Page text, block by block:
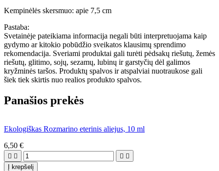
Kempinėlės skersmuo: apie 7,5 cm
Pastaba:
Svetainėje pateikiama informacija negali būti interpretuojama kaip
gydymo ar kitokio pobūdžio sveikatos klausimų sprendimo
rekomendacija. Sveriami produktai gali turėti pėdsakų riešutų, žemės
riešutų, glitimo, sojų, sezamų, lubinų ir garstyčių dėl galimos
kryžminės taršos. Produktų spalvos ir atspalviai nuotraukose gali
šiek tiek skirtis nuo realios produkto spalvos.
Panašios prekės
Ekologiškas Rozmarino eterinis aliejus, 10 ml
6,50 €
   
Į krepšelį